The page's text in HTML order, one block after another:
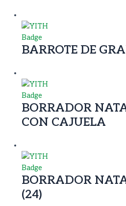
BARROTE DE
BORRADOR
CON CAJUELA
BORRADOR
(24)